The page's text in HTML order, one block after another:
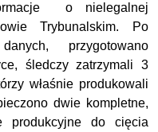
o nielegalnej
Trybunalskim. Po
przygotowano
śledczy zatrzymali 3
właśnie produkowali
dwie kompletne,
produkcyjne do cięcia